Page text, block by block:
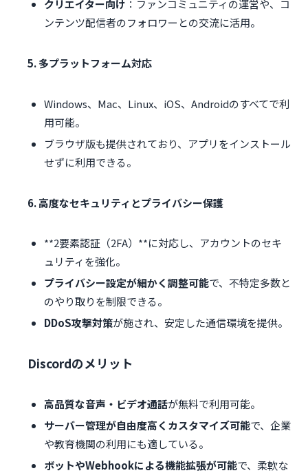
クリエイター向け ：ファンコミュニティの運営や、コ
ンテンツ配信者のフォロワーとの交流に活用。
5. 多プラットフォーム対応
Windows、Mac、Linux、iOS、Androidのすべてで利
用可能。
ブラウザ版も提供されており、アプリをインストール
せずに利用できる。
6. 高度なセキュリティとプライバシー保護
**2要素認証（2FA）**に対応し、アカウントのセキ
ュリティを強化。
プライバシー設定が細かく調整可能で、不特定多数と
のやり取りを制限できる。
DDoS攻撃対策が施され、安定した通信環境を提供。
Discordのメリット
高品質な音声・ビデオ通話が無料で利用可能。
サーバー管理が自由度高くカスタマイズ可能で、企業
や教育機関の利用にも適している。
ボットやWebhookによる機能拡張が可能で、柔軟な